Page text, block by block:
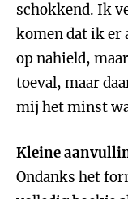
schokkend. Ik
komen dat ik er
op nahield,
toeval, maar
mij het minst
Kleine
Ondanks het